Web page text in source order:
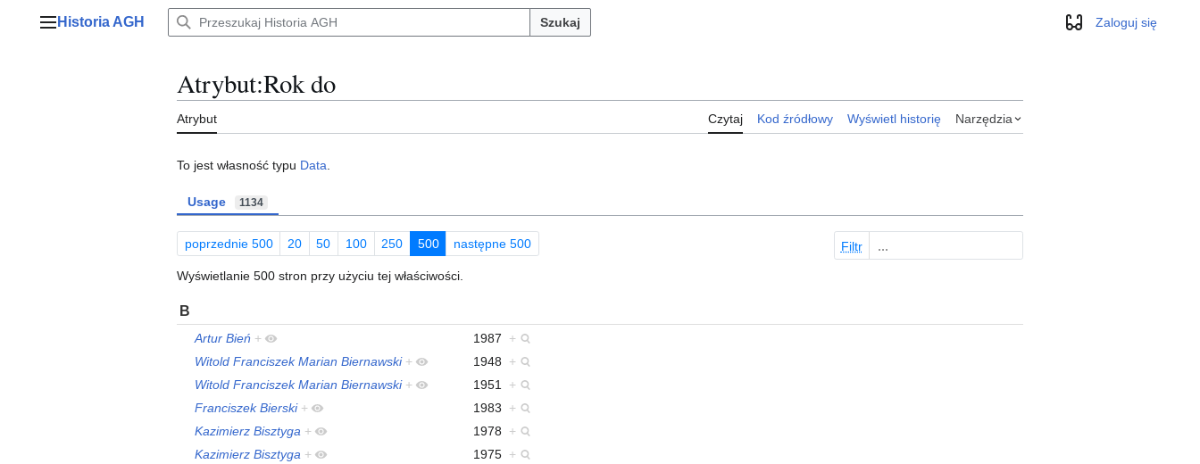
Menu główne
Historia AGH Szukaj WyglądZaloguj się
Atrybut:Rok do
Atrybut Czytaj Kod źródłowy Wyświetl historię Narzędzia
To jest własność typu Data
Usage 1134
poprzednie 500 20 50 100 250 500 następne 500 Filtr
Wyświetlanie 500 stron przy użyciu tej właściwości.
B
Artur Bień + 1987
+
Witold Franciszek Marian Biernawski + 1948
+
Witold Franciszek Marian Biernawski + 1951
+
Franciszek Bierski + 1983
+
Kazimierz Bisztyga + 1978
+
Kazimierz Bisztyga + 1975 +